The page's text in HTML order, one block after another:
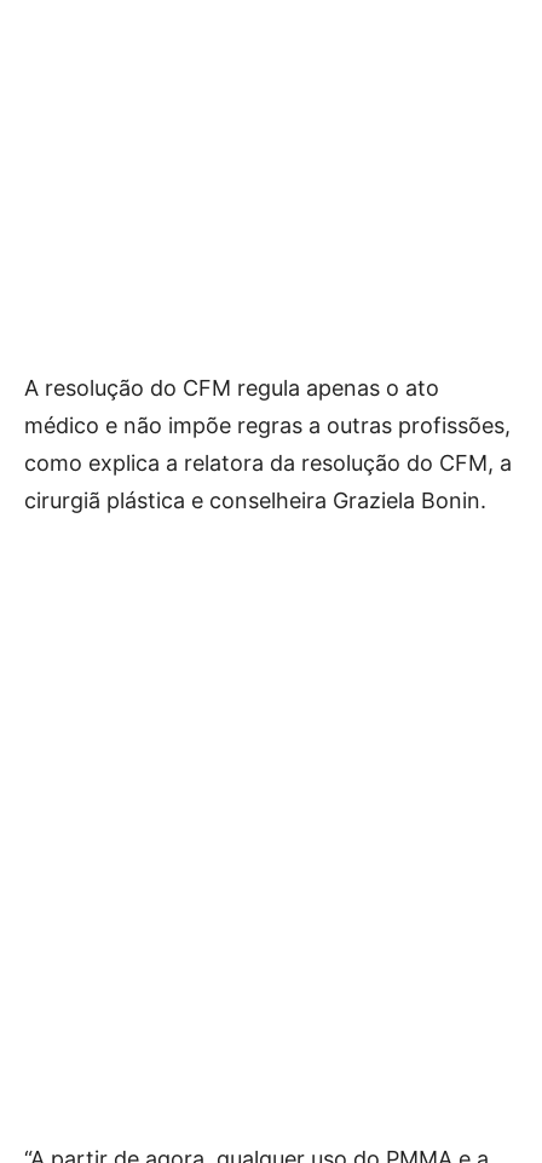
A resolução do CFM regula apenas o ato
médico e não impõe regras a outras profissões,
como explica a relatora da resolução do CFM, a
cirurgiã plástica e conselheira Graziela Bonin.